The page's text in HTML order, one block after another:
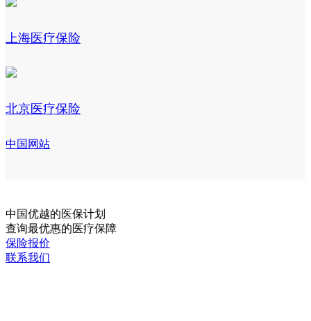
上海医疗保险
北京医疗保险
中国网站
中国优越的医保计划
查询最优惠的医疗保障
保险报价
联系我们